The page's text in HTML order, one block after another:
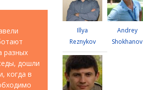
разных
дошли
когда в
Illya
Reznykov
Andrey
Shokhanov